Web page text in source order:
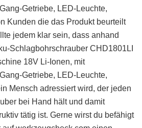
Getriebe, LED-Leuchte,
Kunden die das Produkt beurteilt
jedem klar sein, dass anhand
Schlagbohrschrauber CHD1801LI
18V Li-Ionen, mit
Getriebe, LED-Leuchte,
Mensch adressiert wird, der jeden
bei Hand hält und damit
tätig ist. Gerne wirst du befähigt